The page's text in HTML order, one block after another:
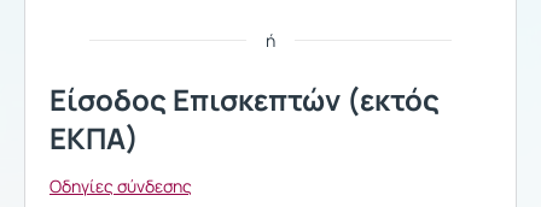
ή
Είσοδος Επισκεπτών (εκτός
ΕΚΠΑ)
Οδηγίες σύνδεσης